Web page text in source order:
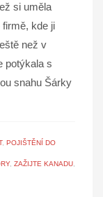
si uměla
kde ji
než v
potýkala s
snahu Šárky
, POJIŠTĚNÍ DO
, ZAŽIJTE KANADU,